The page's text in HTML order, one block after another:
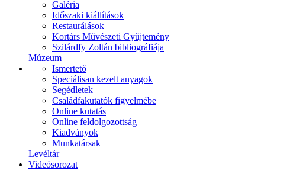
Galéria
Időszaki kiállítások
Restaurálások
Kortárs Művészeti Gyűjtemény
Szilárdfy Zoltán bibliográfiája
Múzeum
Ismertető
Speciálisan kezelt anyagok
Segédletek
Családfakutatók figyelmébe
Online kutatás
Online feldolgozottság
Kiadványok
Munkatársak
Levéltár
Videósorozat